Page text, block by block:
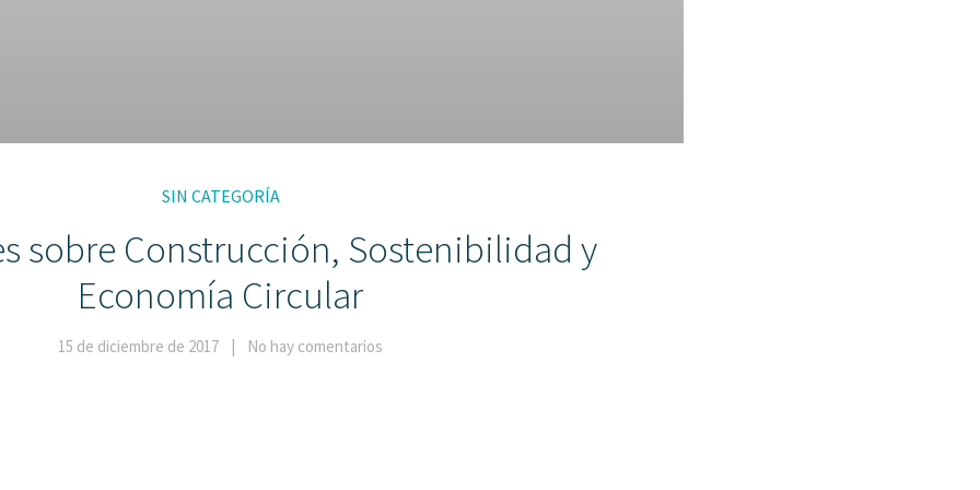
SIN CATEGORÍA
sobre Construcción, Sostenibilidad y
Economía Circular
15 de diciembre de 2017 No hay comentarios